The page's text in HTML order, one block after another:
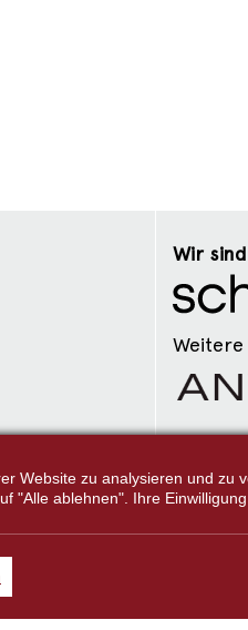
Wir
und bei Selbstabholung.
Preisempfehlung des
Website zu analysieren und zu
ablehnen". Ihre